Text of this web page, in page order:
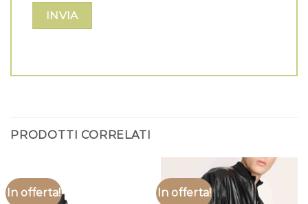
PRODOTTI CORRELATI
In offerta! In offerta!